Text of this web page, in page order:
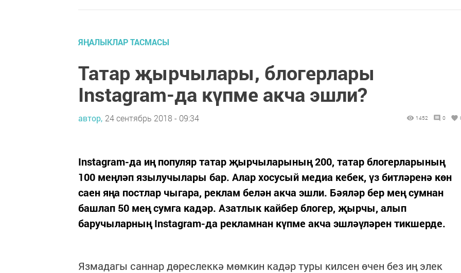
ЯҢАЛЫКЛАР ТАСМАСЫ
Татар җырчылары, блогерлары
Instagram-да күпме акча эшли?
автор, 24 сентябрь 2018 - 09:34 1452 0
Instagram-да иң популяр татар җырчыларының 200, татар блогерларының
100 меңләп язылучылары бар. Алар хосусый медиа кебек, үз битләренә көн
саен яңа постлар чыгара, реклам белән акча эшли. Бәяләр бер мең сумнан
башлап 50 мең сумга кадәр. Азатлык кайбер блогер, җырчы, алып
баручыларның Instagram-да рекламнан күпме акча эшләүләрен тикшерде.
Язмадагы саннар дөреслеккә мөмкин кадәр туры килсен өчен без иң элек